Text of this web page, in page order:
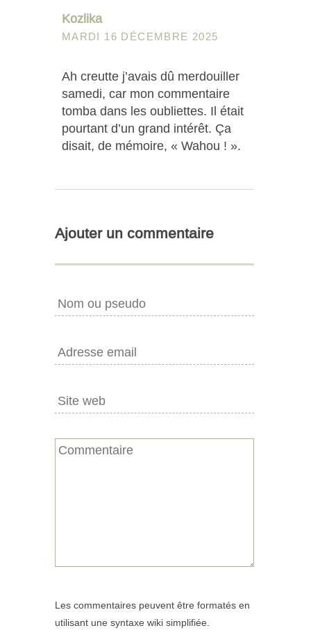
Kozlika
MARDI 16 DÉCEMBRE 2025
Ah creutte j’avais dû merdouiller
samedi, car mon commentaire
tomba dans les oubliettes. Il était
pourtant d’un grand intérêt. Ça
disait, de mémoire, « Wahou ! ».
Ajouter un commentaire
Les commentaires peuvent être formatés en
utilisant une syntaxe wiki simplifiée.